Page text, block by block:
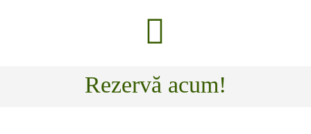
Rezervă acum!